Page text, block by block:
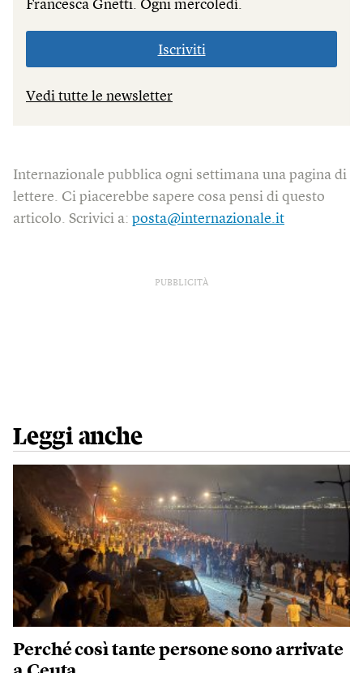
Francesca Gnetti. Ogni mercoledì.
Iscriviti
Vedi tutte le newsletter
Internazionale pubblica ogni settimana una pagina di
lettere. Ci piacerebbe sapere cosa pensi di questo
articolo. Scrivici a: posta@internazionale.it
PUBBLICITÀ
Leggi anche
Perché così tante persone sono arrivate